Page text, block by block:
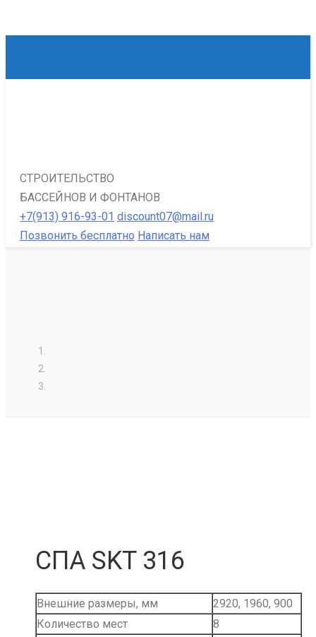
СТРОИТЕЛЬСТВО
БАССЕЙНОВ И ФОНТАНОВ
+7(913) 916-93-01 discount07@mail.ru
Позвонить бесплатно Написать нам
СПА SKT 316
Внешние размеры, мм
2920, 1960, 900
Количество мест
8